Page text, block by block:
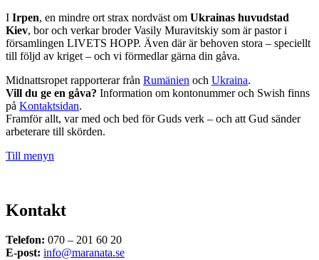
I Irpen, en mindre ort strax nordväst om Ukrainas huvudstad
Kiev, bor och verkar broder Vasily Muravitskiy som är pastor i
församlingen LIVETS HOPP. Även där är behoven stora – speciellt
till följd av kriget – och vi förmedlar gärna din gåva.
Midnattsropet rapporterar från Rumänien och Ukraina.
Vill du ge en gåva? Information om kontonummer och Swish finns
på Kontaktsidan.
Framför allt, var med och bed för Guds verk – och att Gud sänder
arbeterare till skörden.
Till menyn
Kontakt
Telefon: 070 – 201 60 20
E-post: info@maranata.se